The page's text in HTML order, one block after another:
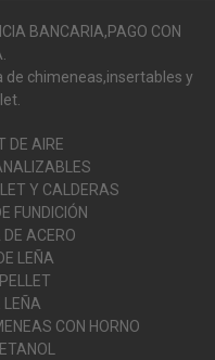
BANCARIA,PAGO CON
chimeneas,insertables y
DE AIRE
Y CALDERAS
FUNDICIÓN
DE ACERO
LEÑA
LEÑA
CON HORNO